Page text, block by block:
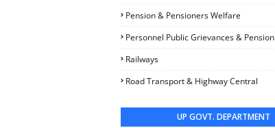
Pension & Pensioners Welfare
Personnel Public Grievances & Pension
Railways
Road Transport & Highway Central
UP GOVT. DEPARTMENT